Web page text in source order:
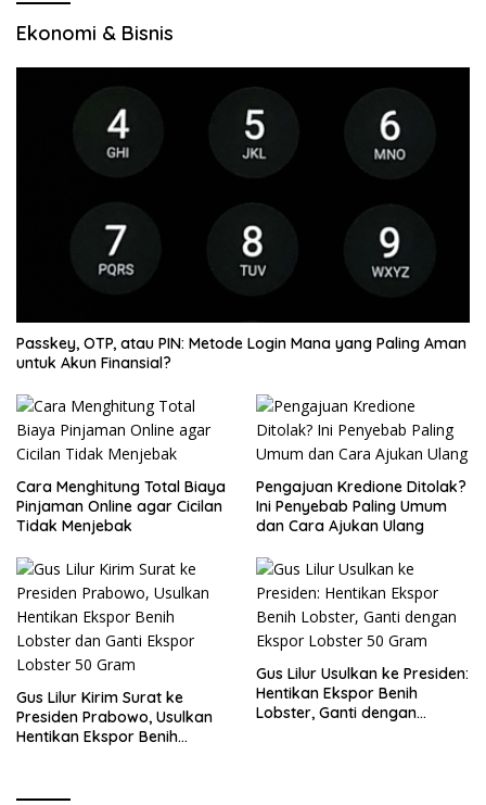
Ekonomi & Bisnis
Passkey, OTP, atau PIN: Metode Login Mana yang Paling Aman
untuk Akun Finansial?
Cara Menghitung Total Biaya
Pinjaman Online agar Cicilan
Tidak Menjebak
Pengajuan Kredione Ditolak?
Ini Penyebab Paling Umum
dan Cara Ajukan Ulang
Gus Lilur Kirim Surat ke
Presiden Prabowo, Usulkan
Hentikan Ekspor Benih
Gus Lilur Usulkan ke Presiden:
Hentikan Ekspor Benih
Lobster, Ganti dengan